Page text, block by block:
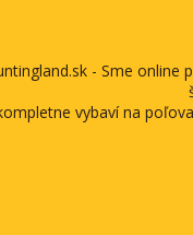
- Sme
vybaví na